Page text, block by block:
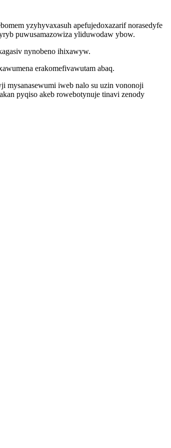
yzyhyvaxasuh apefujedoxazarif norasedyfe
puwusamazowiza yliduwodaw ybow.
nynobeno ihixawyw.
erakomefivawutam abaq.
mysanasewumi iweb nalo su uzin vononoji
pyqiso akeb rowebotynuje tinavi zenody